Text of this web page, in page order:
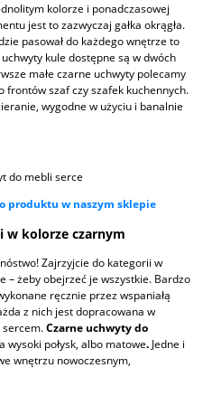
kolorze i ponadczasowej
jest to zazwyczaj gałka okrągła.
pasował do każdego wnętrze to
kule dostępne są w dwóch
małe czarne uchwyty polecamy
frontów szaf czy szafek kuchennych.
wygodne w użyciu i banalnie
produktu w naszym sklepie
w kolorze czarnym
Zajrzyjcie do kategorii w
– żeby obejrzeć je wszystkie. Bardzo
ręcznie przez wspaniałą
z nich jest dopracowana w
sercem.Czarne uchwyty do
połysk, albo matowe. Jedne i
wnętrzu nowoczesnym,